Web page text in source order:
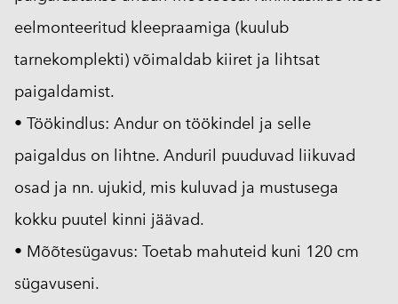
eelmonteeritud kleepraamiga (kuulub
tarnekomplekti) võimaldab kiiret ja lihtsat
paigaldamist.
• Töökindlus: Andur on töökindel ja selle
paigaldus on lihtne. Anduril puuduvad liikuvad
osad ja nn. ujukid, mis kuluvad ja mustusega
kokku puutel kinni jäävad.
• Mõõtesügavus: Toetab mahuteid kuni 120 cm
sügavuseni.